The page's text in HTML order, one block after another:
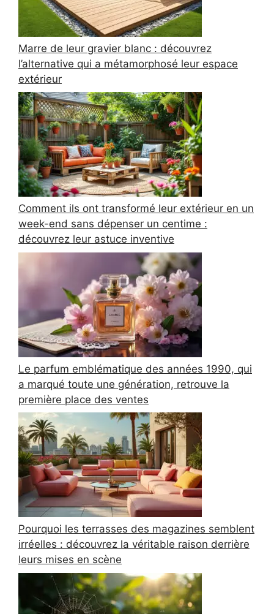
Marre de leur gravier blanc : découvrez
l’alternative qui a métamorphosé leur espace
extérieur
Comment ils ont transformé leur extérieur en un
week-end sans dépenser un centime :
découvrez leur astuce inventive
Le parfum emblématique des années 1990, qui
a marqué toute une génération, retrouve la
première place des ventes
Pourquoi les terrasses des magazines semblent
irréelles : découvrez la véritable raison derrière
leurs mises en scène